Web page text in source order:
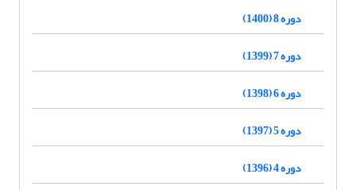
دوره 8 (1400)
دوره 7 (1399)
دوره 6 (1398)
دوره 5 (1397)
دوره 4 (1396)